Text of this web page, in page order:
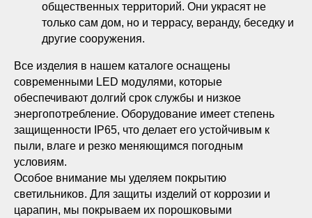
общественных территорий. Они украсят не
только сам дом, но и террасу, веранду, беседку и
другие сооружения.
Все изделия в нашем каталоге оснащены
современными LED модулями, которые
обеспечивают долгий срок службы и низкое
энергопотребление. Оборудование имеет степень
защищенности IP65, что делает его устойчивым к
пыли, влаге и резко меняющимся погодным
условиям.
Особое внимание мы уделяем покрытию
светильников. Для защиты изделий от коррозии и
царапин, мы покрываем их порошковыми